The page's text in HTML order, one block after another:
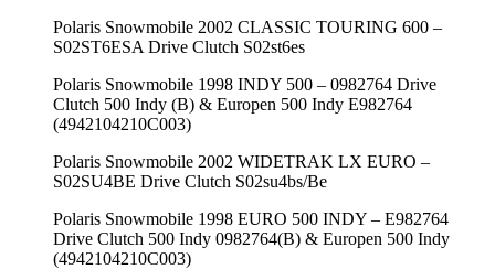
Polaris Snowmobile 2002 CLASSIC TOURING 600 –
S02ST6ESA Drive Clutch S02st6es
Polaris Snowmobile 1998 INDY 500 – 0982764 Drive
Clutch 500 Indy (B) & Europen 500 Indy E982764
(4942104210C003)
Polaris Snowmobile 2002 WIDETRAK LX EURO –
S02SU4BE Drive Clutch S02su4bs/Be
Polaris Snowmobile 1998 EURO 500 INDY – E982764
Drive Clutch 500 Indy 0982764(B) & Europen 500 Indy
(4942104210C003)